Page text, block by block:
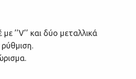
’’V’’ και δύο μεταλλικά